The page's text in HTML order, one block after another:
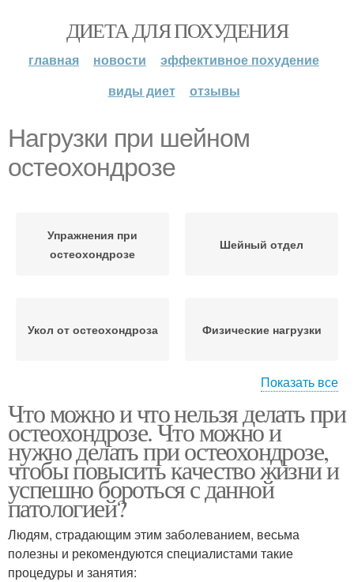
ДИЕТА ДЛЯ ПОХУДЕНИЯ
главная новости
эффективное похудение
виды диет
отзывы
Нагрузки при шейном
остеохондрозе
Упражнения при
остеохондрозе
Шейный отдел
Укол от остеохондроза Физические нагрузки
остеохондрозе
Показать все
Что можно и что нельзя делать при
остеохондрозе. Что можно и
нужно делать при остеохондрозе,
чтобы повысить качество жизни и
успешно бороться с данной
патологией?
Людям, страдающим этим заболеванием, весьма
полезны и рекомендуются специалистами такие
процедуры и занятия: